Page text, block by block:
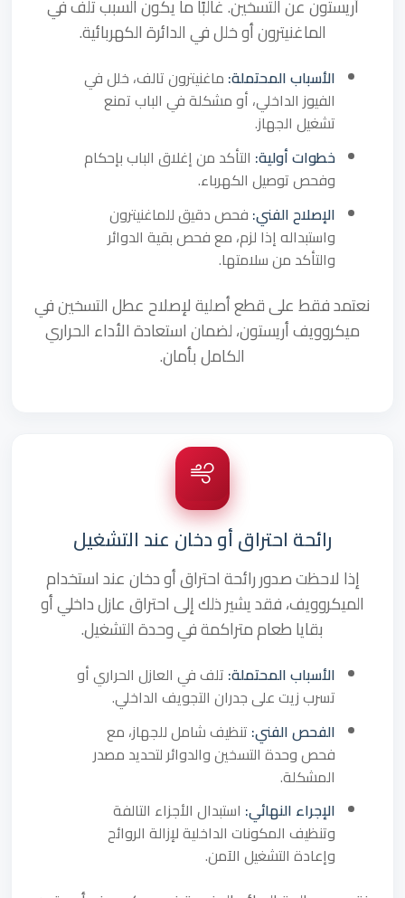
أريستون عن التسخين. غالبًا ما يكون السبب تلف في
الماغنيترون أو خلل في الدائرة الكهربائية.
الأسباب المحتملة: ماغنيترون تالف، خلل في
الفيوز الداخلي، أو مشكلة في الباب تمنع
تشغيل الجهاز.
خطوات أولية: التأكد من إغلاق الباب بإحكام
وفحص توصيل الكهرباء.
الإصلاح الفني: فحص دقيق للماغنيترون
واستبداله إذا لزم، مع فحص بقية الدوائر
والتأكد من سلامتها.
نعتمد فقط على قطع أصلية لإصلاح عطل التسخين في
ميكروويف أريستون، لضمان استعادة الأداء الحراري
الكامل بأمان.
رائحة احتراق أو دخان عند التشغيل
إذا لاحظت صدور رائحة احتراق أو دخان عند استخدام
الميكروويف، فقد يشير ذلك إلى احتراق عازل داخلي أو
بقايا طعام متراكمة في وحدة التشغيل.
الأسباب المحتملة: تلف في العازل الحراري أو
تسرب زيت على جدران التجويف الداخلي.
الفحص الفني: تنظيف شامل للجهاز، مع
فحص وحدة التسخين والدوائر لتحديد مصدر
المشكلة.
الإجراء النهائي: استبدال الأجزاء التالفة
وتنظيف المكونات الداخلية لإزالة الروائح
وإعادة التشغيل الآمن.